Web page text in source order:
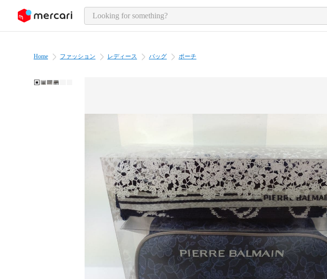
page content
Home ファッション レディース バッグ ポーチ